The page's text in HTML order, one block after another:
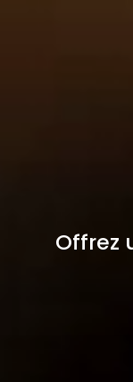
Offrez